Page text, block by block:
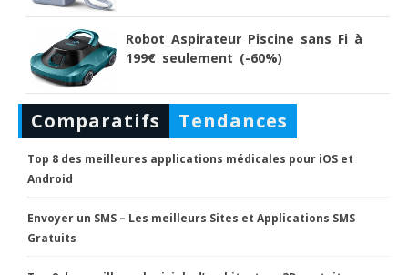
Robot Aspirateur Piscine sans Fi à
199€ seulement (-60%)
Comparatifs Tendances
Top 8 des meilleures applications médicales pour iOS et
Android
Envoyer un SMS – Les meilleurs Sites et Applications SMS
Gratuits